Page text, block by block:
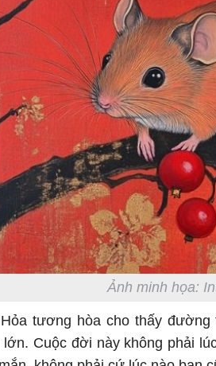
Ảnh minh họa:
tương hòa cho thấy đường
lớn. Cuộc đời này không phải